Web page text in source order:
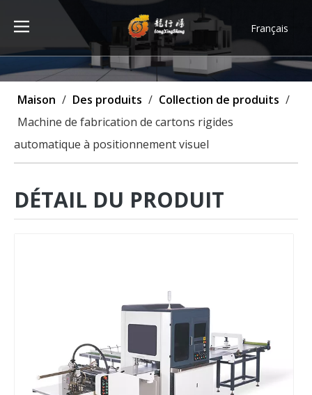
Français
Türk dili
ไทย
Maison / Des produits / Collection de produits /
Machine de fabrication de cartons rigides
automatique à positionnement visuel
DÉTAIL DU PRODUIT